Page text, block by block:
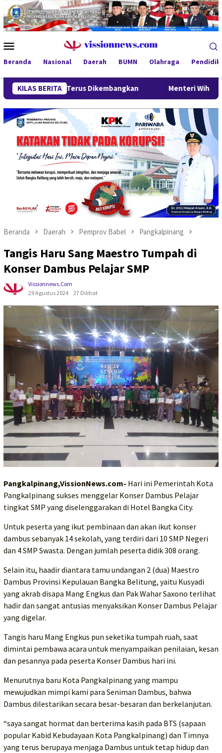
Loncat
ke
konten
Mobile
Beranda Nasional Daerah BUMN Olahraga
KILAS BERITA
Terus Dikembangkan Menteri Wihaji Kunjungi Babel,
Beranda Daerah Pemprov Babel Pangkalpinang
Tangis Haru Sang Maestro Tumpah di
Konser Dambus Pelajar SMP
Vissionnews.com
29 Agustus 2024
27 Dilihat
Pangkalpinang,VissionNews.com- Hari ini Pemerintah Kota
Pangkalpinang sukses menggelar Konser Dambus Pelajar
tingkat SMP yang diselenggarakan di Hotel Bangka City.
Untuk peserta yang ikut pembinaan dan akan ikut konser
dambus sebanyak 14 sekolah, yang terdiri dari 10 SMP Negeri
dan 4 SMP Swasta. Dengan jumlah peserta didik 308 orang.
Selain itu, haadir diantara tamu undangan 2 (dua) Maestro
Dambus Provinsi Kepulauan Bangka Belitung, yaitu Kusyadi
yang akrab disapa Mang Engkus dan Pak Wahar Saxono terlihat
hadir dan sangat antusias menyaksikan Konser Dambus Pelajar
yang digelar.
Tangis haru Mang Engkus pun seketika tumpah ruah, saat
dimintai pembawa acara untuk menyampaikan penilaian, kesan
dan pesannya pada peserta Konser Dambus hari ini.
Menurutnya baru Kota Pangkalpinang yang mampu
mewujudkan mimpi kami para Seniman Dambus, bahwa
Dambus dilestarikan secara besar-besaran dan berkelanjutan.
“saya sangat hormat dan berterima kasih pada BTS (sapaan
popular Kabid Kebudayaan Kota Pangkalpinang) dan Timnya
yang terus berupaya menjaga Dambus untuk tetap hidup dan